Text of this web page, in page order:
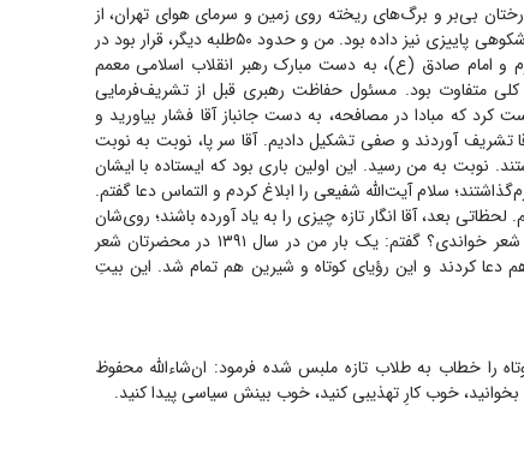
بی‌بر و برگ‌های ریخته روی زمین و سرمای هوای تهران، از
صفای بیت رهبری کم که نکرده بود هیچ؛ بلکه به آن شکوهی پاییزی نیز داده بود. من و حدود ۵۰طلبه دیگر، قرار بود در
اکرم و امام صادق (ع)، به دست مبارک رهبر انقلاب اسلامی معمم
کلی متفاوت بود. مسئول حفاظت رهبری قبل از تشریف‌فرمایی
کرد که مبادا در مصافحه، به دست جانباز آقا فشار بیاورید و
تشریف آوردند و صفی تشکیل دادیم. آقا سر پا، نوبت به نوبت
نوبت به من رسید. این اولین باری بود که ایستاده با ایشان
سلام آیت‌الله شفیعی را ابلاغ کردم و التماس دعا گفتم.
بعد، آقا انگار تازه چیزی را به یاد آورده باشند؛ روی‌شان
را به طرفم برگرداندند و گفتند: شما بودی قبلاً اینجا شعر خواندی؟ گفتم: یک بار من در سال ۱۳۹۱ در محضرتان شعر
و یک‌بار هم پسرعمویم در سال ۱۳۹۵. باز هم دعا کردند و این رؤیای کوتاه و شیرین هم تمام شد. این بیتِ
را خطاب به طلاب تازه ملبس شده فرمود: ان‌شاءالله محفوظ
خوب کارِ تهذیبی کنید، خوب بینش سیاسی پیدا کنید.